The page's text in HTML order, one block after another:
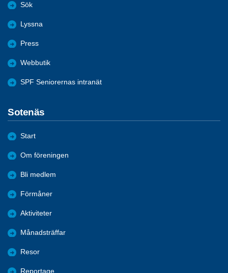
Sök
Lyssna
Press
Webbutik
SPF Seniorernas intranät
Sotenäs
Start
Om föreningen
Bli medlem
Förmåner
Aktiviteter
Månadsträffar
Resor
Reportage